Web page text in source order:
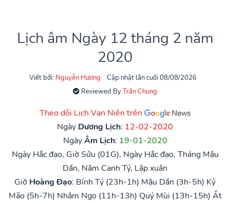
Lịch âm Ngày 12 tháng 2 năm
2020
Viết bởi: Nguyễn Hương
Cập nhật lần cuối 08/08/2026
Reviewed ByTrần Chung
Theo dõi Lịch Vạn Niên trên
Ngày Dương Lịch: 12-02-2020
NgàyÂm Lịch: 19-01-2020
Ngày Hắc đạo, Giờ Sửu (01G), Ngày Hắc đạo, Tháng Mậu
Dần, Năm Canh Tý, Lập xuân
Giờ Hoàng Đạo: Bính Tý (23h-1h) Mậu Dần (3h-5h) Kỷ
Mão (5h-7h) Nhâm Ngọ (11h-13h) Quý Mùi (13h-15h) Ất